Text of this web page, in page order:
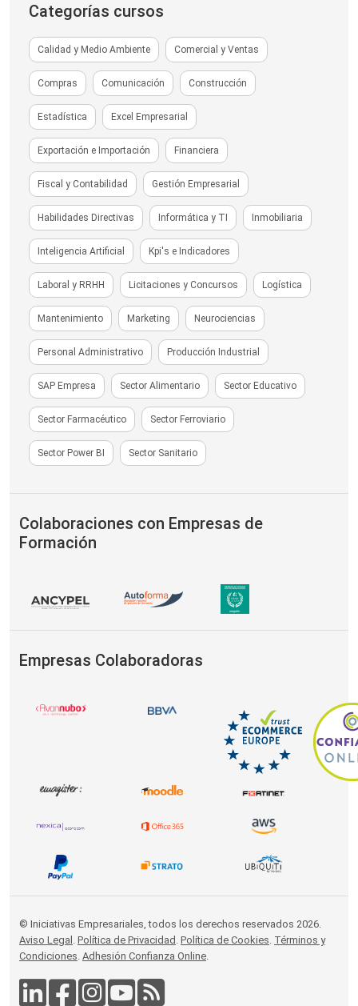
Categorías cursos
Calidad y Medio Ambiente Comercial y Ventas
Compras Comunicación Construcción
Estadística Excel Empresarial
Exportación e Importación Financiera
Fiscal y Contabilidad Gestión Empresarial
Habilidades Directivas Informática y TI Inmobiliaria
Inteligencia Artificial Kpi's e Indicadores
Laboral y RRHH Licitaciones y Concursos Logística
Mantenimiento Marketing Neurociencias
Personal Administrativo Producción Industrial
SAP Empresa Sector Alimentario Sector Educativo
Sector Farmacéutico Sector Ferroviario
Sector Power BI Sector Sanitario
Colaboraciones con Empresas de
Formación
Empresas Colaboradoras
© Iniciativas Empresariales, todos los derechos reservados 2026.
Aviso Legal
Política de Privacidad Política de Cookies Términos y
Condiciones Adhesión Confianza Online